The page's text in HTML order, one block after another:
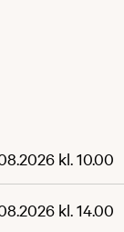
kl. 10.00
kl. 14.00